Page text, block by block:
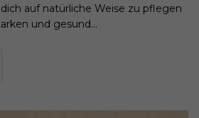
auf natürliche Weise zu pflegen
und gesund...